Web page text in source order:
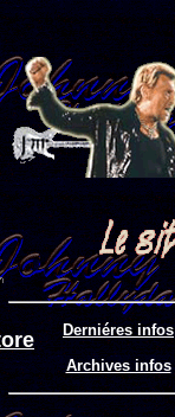
Derniéres infos
Archives infos